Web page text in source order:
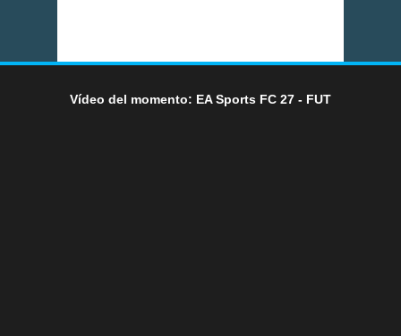
Vídeo del momento: EA Sports FC 27 - FUT